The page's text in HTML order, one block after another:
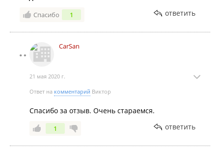
Спасибо 1 ответить
CarSan
21 мая 2020 г.
Ответ на комментарий Виктор
Спасибо за отзыв. Очень стараемся.
1 ответить